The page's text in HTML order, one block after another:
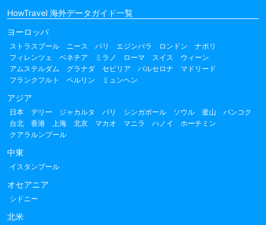
HowTravel 海外データガイド一覧
ヨーロッパ
ストラスブール ニース パリ エジンバラ ロンドン
ナポリ
フィレンツェ
ベネチア ミラノ ローマ スイス
ウィーン
アムステルダム
グラナダ セビリア バルセロナ
マドリード
フランクフルト
ベルリン ミュンヘン
アジア
日本 デリー ジャカルタ バリ シンガポール ソウル 釜山
バンコク
台北
香港 上海 北京 マカオ マニラ ハノイ
ホーチミン
クアラルンプール
中東
イスタンブール
オセアニア
シドニー
北米